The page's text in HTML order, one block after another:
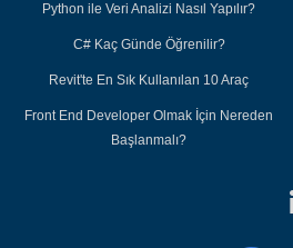
Python ile Veri Analizi Nasıl Yapılır?
C# Kaç Günde Öğrenilir?
Revit'te En Sık Kullanılan 10 Araç
Front End Developer Olmak İçin Nereden
Başlanmalı?